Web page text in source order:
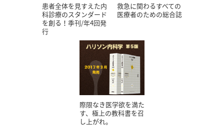
患者全体を見すえた内
科診療のスタンダード
を創る！季刊/年4回発
行
救急に関わるすべての
医療者のための総合誌
際限なき医学欲を満た
す、極上の教科書を召
し上がれ。